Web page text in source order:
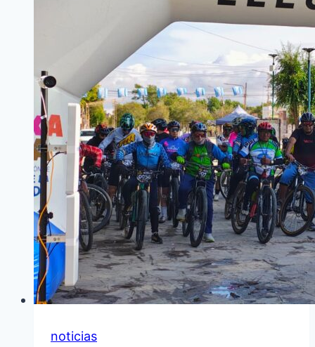
noticias